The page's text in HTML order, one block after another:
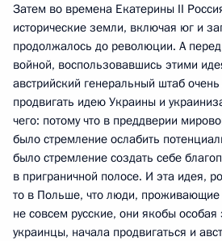
Затем во времена Екатерины II
исторические земли, включая юг и
продолжалось до революции. А
войной, воспользовавшись этими
австрийский генеральный штаб
продвигать идею Украины и
чего: потому что в преддверии
было стремление ослабить
было стремление создать себе
в приграничной полосе. И эта идея,
то в Польше, что люди, проживающие
не совсем русские, они якобы особая
украинцы, начала продвигаться и